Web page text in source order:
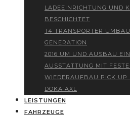
LADEEINRICHTUNG UND
BESCHICHTET
T4 TRANSPORTER
GENERATION
2016 UM UND AUSBAU
AUSSTATTUNG MIT
WIEDERAUFBAU PICK UP
DOKA AXL
LEISTUNGEN
FAHRZEUGE